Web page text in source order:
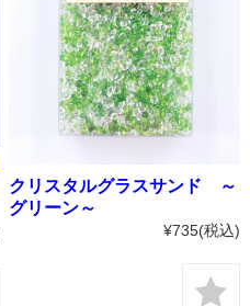
クリスタルグラスサンド ～
グリーン～
¥735(税込)